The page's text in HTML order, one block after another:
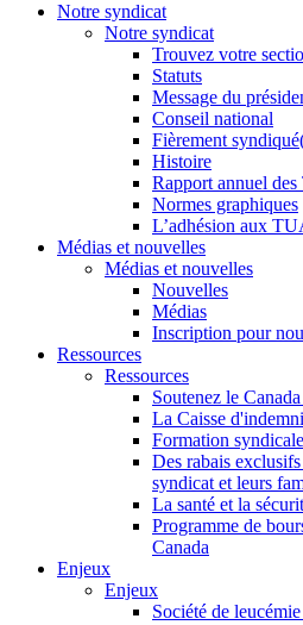
Notre syndicat
Notre syndicat
Trouvez votre
Statuts
Message du
Conseil national
Fièrement
Histoire
Rapport annuel
Normes graphiques
L’adhésion aux
Médias et nouvelles
Médias et nouvelles
Nouvelles
Médias
Inscription pour
Ressources
Ressources
Soutenez le
La Caisse
Formation syndicale
Des rabais
syndicat et leurs
La santé et la
Programme de
Canada
Enjeux
Enjeux
Société de